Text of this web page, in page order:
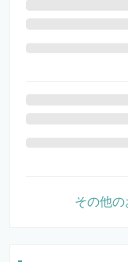
その他